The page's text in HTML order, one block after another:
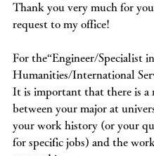
Thank you very much for
request to my office!
For the“Engineer/Specialist in
Humanities/International
It is important that there is a
between your major at
your work history (or your
for specific jobs) and the